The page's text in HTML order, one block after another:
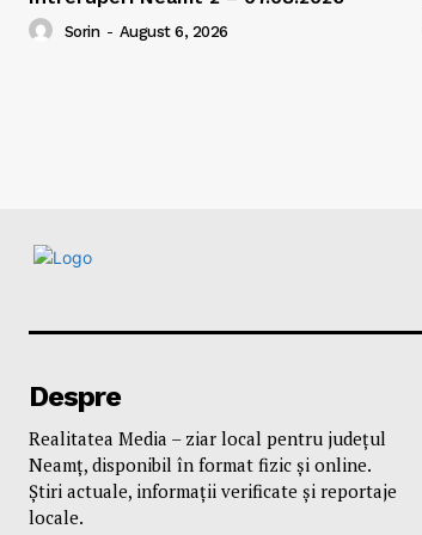
Sorin - August 6, 2026
Despre
Realitatea Media – ziar local pentru județul
Neamț, disponibil în format fizic și online.
Știri actuale, informații verificate și reportaje
locale.